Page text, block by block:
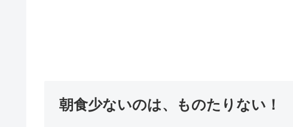
朝食少ないのは、ものたりない！